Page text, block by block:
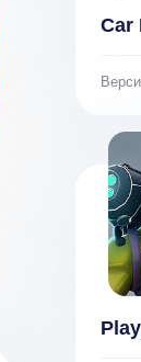
Shadow
2.2
HP] v
Car